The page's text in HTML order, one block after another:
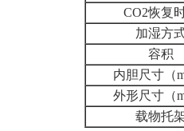
CO2恢复
加湿方
容积
内胆尺寸（
外形尺寸（
载物托